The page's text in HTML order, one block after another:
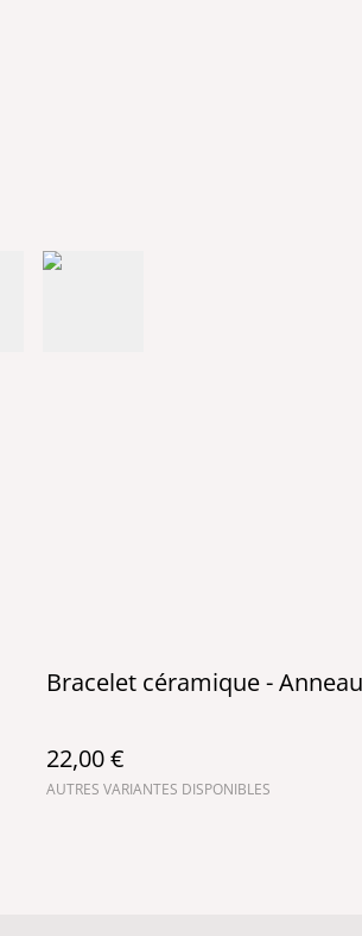
Bracelet céramique - Anneau
22,00 €
AUTRES VARIANTES DISPONIBLES